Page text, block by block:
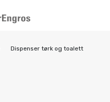
Dispenser tørk og toalett